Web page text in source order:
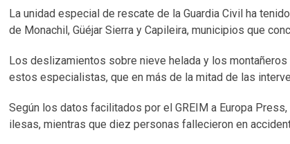
La unidad especial de rescate de la Guardia Civil ha
de Monachil, Güéjar Sierra y Capileira, municipios que
Los deslizamientos sobre nieve helada y los
estos especialistas, que en más de la mitad de las
Según los datos facilitados por el GREIM a Europa
ilesas, mientras que diez personas fallecieron en